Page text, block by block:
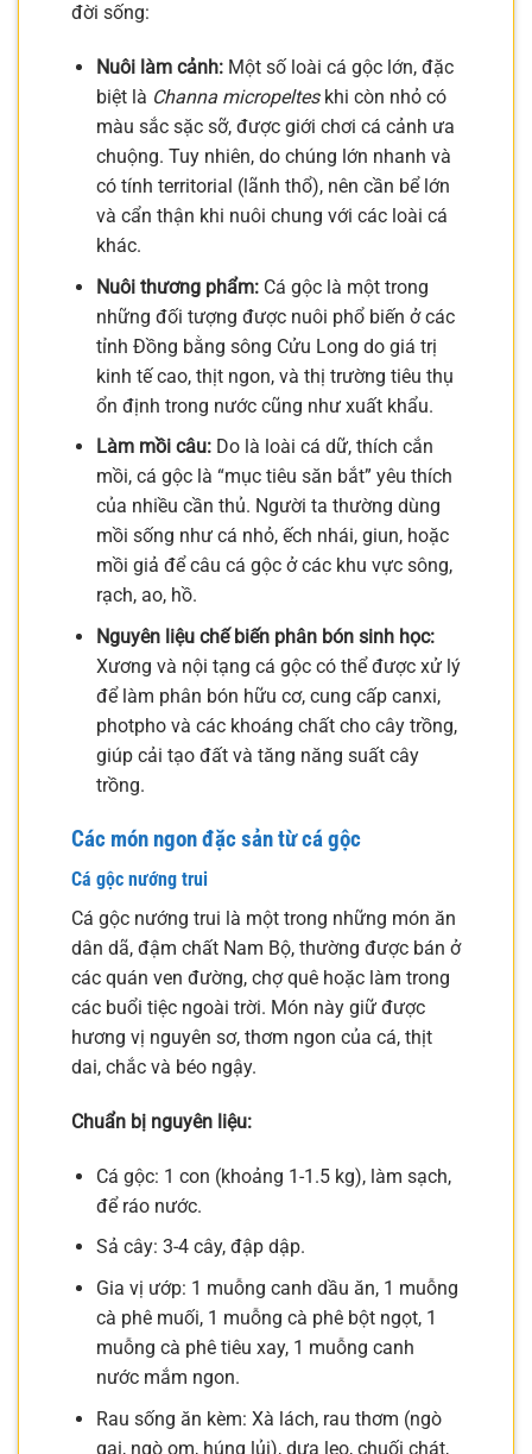
đời sống:
Nuôi làm cảnh:Một số loài cá gộc lớn, đặc
biệt là Channa micropelteskhi còn nhỏ có
màu sắc sặc sỡ, được giới chơi cá cảnh ưa
chuộng. Tuy nhiên, do chúng lớn nhanh và
có tính territorial (lãnh thổ), nên cần bể lớn
và cẩn thận khi nuôi chung với các loài cá
khác.
Nuôi thương phẩm:Cá gộc là một trong
những đối tượng được nuôi phổ biến ở các
tỉnh Đồng bằng sông Cửu Long do giá trị
kinh tế cao, thịt ngon, và thị trường tiêu thụ
ổn định trong nước cũng như xuất khẩu.
Làm mồi câu:Do là loài cá dữ, thích cắn
mồi, cá gộc là “mục tiêu săn bắt” yêu thích
của nhiều cần thủ. Người ta thường dùng
mồi sống như cá nhỏ, ếch nhái, giun, hoặc
mồi giả để câu cá gộc ở các khu vực sông,
rạch, ao, hồ.
Nguyên liệu chế biến phân bón sinh học:
Xương và nội tạng cá gộc có thể được xử lý
để làm phân bón hữu cơ, cung cấp canxi,
photpho và các khoáng chất cho cây trồng,
giúp cải tạo đất và tăng năng suất cây
trồng.
Các món ngon đặc sản từ cá gộc
Cá gộc nướng trui
Cá gộc nướng trui là một trong những món ăn
dân dã, đậm chất Nam Bộ, thường được bán ở
các quán ven đường, chợ quê hoặc làm trong
các buổi tiệc ngoài trời. Món này giữ được
hương vị nguyên sơ, thơm ngon của cá, thịt
dai, chắc và béo ngậy.
Chuẩn bị nguyên liệu:
Cá gộc: 1 con (khoảng 1-1.5 kg), làm sạch,
để ráo nước.
Sả cây: 3-4 cây, đập dập.
Gia vị ướp: 1 muỗng canh dầu ăn, 1 muỗng
cà phê muối, 1 muỗng cà phê bột ngọt, 1
muỗng cà phê tiêu xay, 1 muỗng canh
nước mắm ngon.
Rau sống ăn kèm: Xà lách, rau thơm (ngò
gai, ngò om, húng lủi), dưa leo, chuối chát,